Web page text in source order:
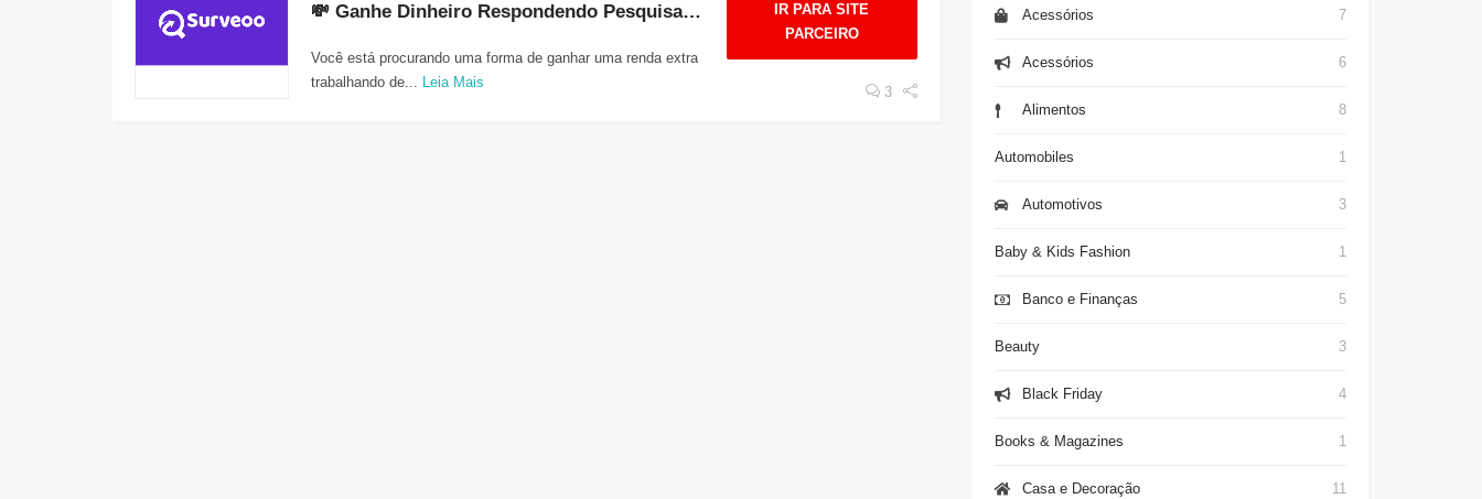
💸 Ganhe Dinheiro Respondendo Pesquisas com a Surveoo: Rápido, Simples e 100% Online!
Você está procurando uma forma de ganhar uma renda extra
trabalhando de... Leia Mais
IR PARA SITE
PARCEIRO
3
Acessórios 7
Acessórios 6
Alimentos 8
Automobiles 1
Automotivos 3
Baby & Kids Fashion 1
Banco e Finanças 5
Beauty 3
Black Friday 4
Books & Magazines 1
Casa e Decoração 11